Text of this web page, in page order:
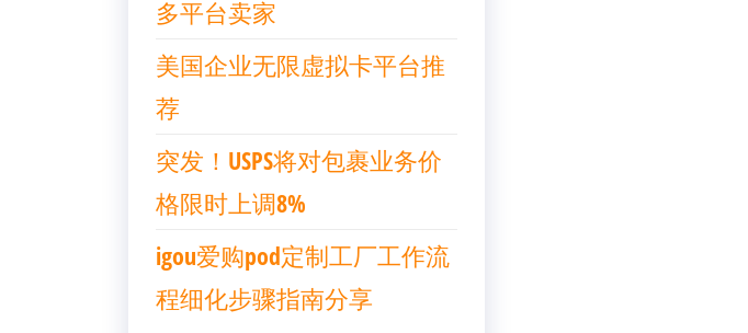
多平台卖家
美国企业无限虚拟卡平台推
荐
突发！USPS将对包裹业务价
格限时上调8%
igou爱购pod定制工厂工作流
程细化步骤指南分享